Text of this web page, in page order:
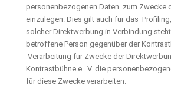
personenbezogenen Daten zum Zwecke
einzulegen. Dies gilt auch für das
solcher Direktwerbung in Verbindung
betroffene Person gegenüber der
Verarbeitung für Zwecke der
Kontrastbühne e. V. die
für diese Zwecke verarbeiten.